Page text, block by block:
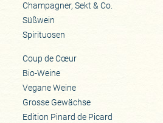
Champagner, Sekt & Co.
Süßwein
Spirituosen
Coup de Cœur
Bio-Weine
Vegane Weine
Grosse Gewächse
Edition Pinard de Picard